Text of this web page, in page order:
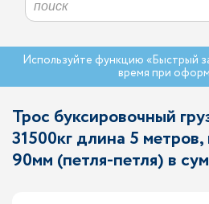
Используйте функцию «Быстрый
время при
Трос буксировочный
31500кг длина 5
90мм (петля-петля) в